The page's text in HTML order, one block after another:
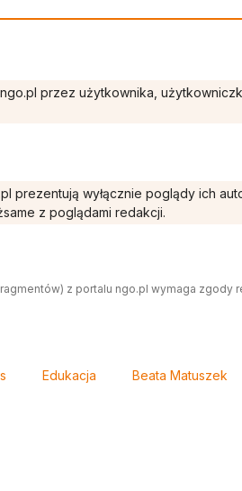
przez użytkownika,
prezentują wyłącznie poglądy ich
z poglądami redakcji.
z portalu ngo.pl wymaga zgody
Edukacja Beata Matuszek